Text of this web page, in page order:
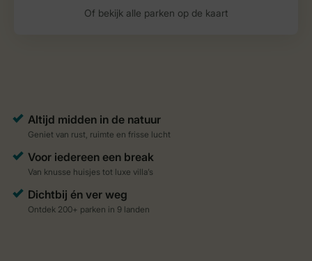
Of bekijk alle parken op de kaart